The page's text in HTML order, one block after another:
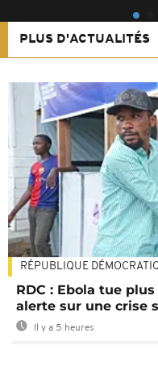
PLUS D'ACTUALITÉS
RÉPUBLIQUE
RDC : Ebola tue
alerte sur une crise
Il y a 5 heures